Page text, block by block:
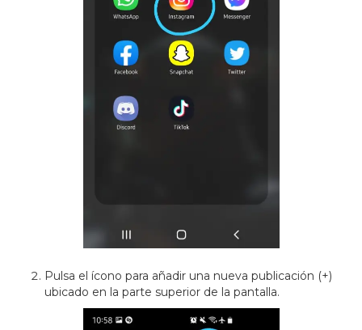
Pulsa el ícono para añadir una nueva publicación (+)
ubicado en la parte superior de la pantalla.